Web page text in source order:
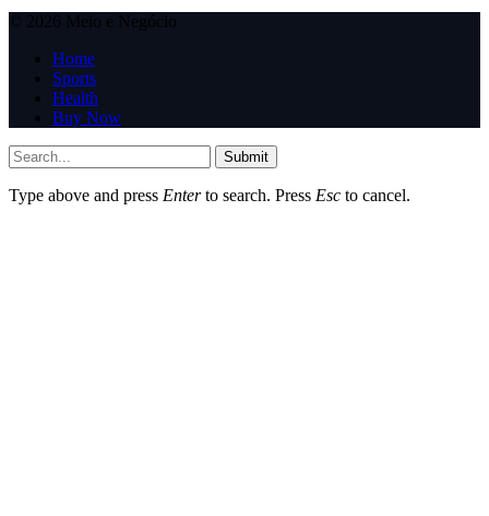
© 2026 Meio e Negócio
Home
Sports
Health
Buy Now
Submit
Type above and press Enterto search. Press Esc to cancel.